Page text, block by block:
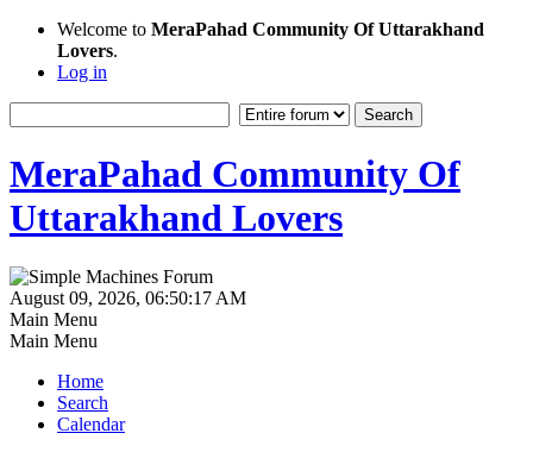
Welcome to MeraPahad Community Of Uttarakhand
Lovers.
Log in
MeraPahad Community Of
Uttarakhand Lovers
August 09, 2026, 06:50:17 AM
Main Menu
Main Menu
Home
Search
Calendar